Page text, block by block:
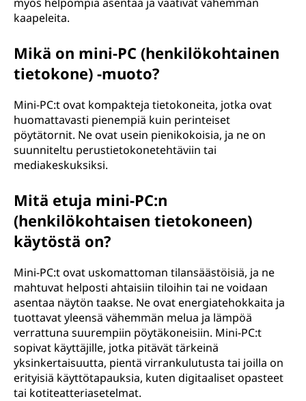
kaapeleita.
Mikä on mini-PC (henkilökohtainen
tietokone) -muoto?
Mini-PC:t ovat kompakteja tietokoneita, jotka ovat
huomattavasti pienempiä kuin perinteiset
pöytätornit. Ne ovat usein pienikokoisia, ja ne on
suunniteltu perustietokonetehtäviin tai
mediakeskuksiksi.
Mitä etuja mini-PC:n
(henkilökohtaisen tietokoneen)
käytöstä on?
Mini-PC:t ovat uskomattoman tilansäästöisiä, ja ne
mahtuvat helposti ahtaisiin tiloihin tai ne voidaan
asentaa näytön taakse. Ne ovat energiatehokkaita ja
tuottavat yleensä vähemmän melua ja lämpöä
verrattuna suurempiin pöytäkoneisiin. Mini-PC:t
sopivat käyttäjille, jotka pitävät tärkeinä
yksinkertaisuutta, pientä virrankulutusta tai joilla on
erityisiä käyttötapauksia, kuten digitaaliset opasteet
tai kotiteatteriasetelmat.